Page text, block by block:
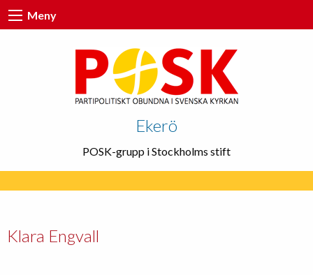
Meny
Ekerö
POSK-grupp i Stockholms stift
Klara Engvall